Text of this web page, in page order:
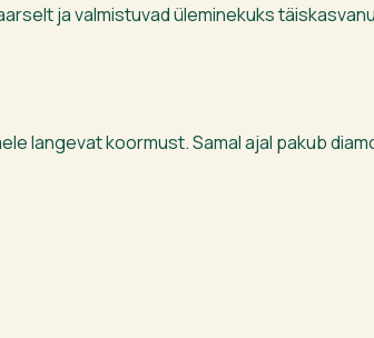
ja valmistuvad üleminekuks
langevat koormust. Samal ajal pakub